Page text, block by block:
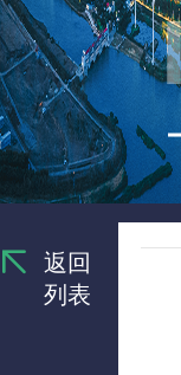
返回
列表